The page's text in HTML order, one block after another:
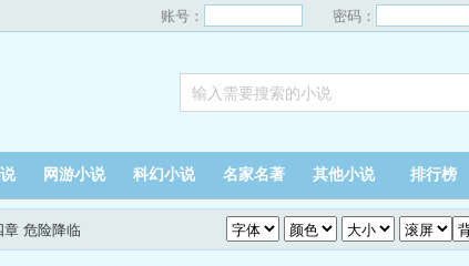
账号： 密码：
网游小说 科幻小说 名家名著 其他小说 排行榜
危险降临